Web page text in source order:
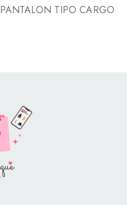
PANTALON TIPO CARGO